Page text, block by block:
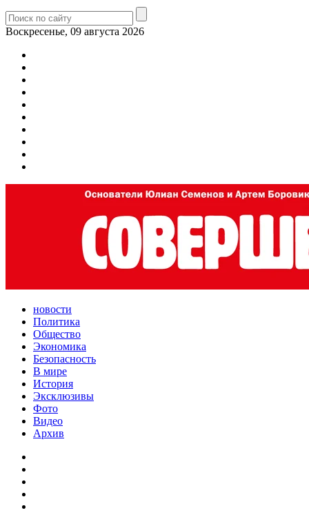
Воскресенье, 09 августа 2026
новости
Политика
Общество
Экономика
Безопасность
В мире
История
Эксклюзивы
Фото
Видео
Архив